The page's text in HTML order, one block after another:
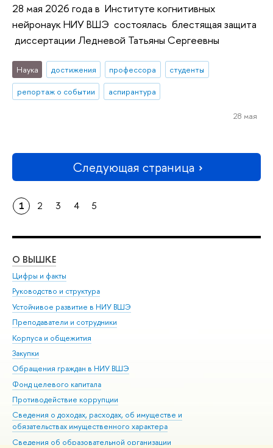
28 мая 2026 года в Институте когнитивных
нейронаук НИУ ВШЭ состоялась блестящая защита
диссертации Ледневой Татьяны Сергеевны
Наука достижения профессора
студенты
репортаж о событии
аспирантура
28 мая
Следующая страница
1 2 3 4 5
О ВЫШКЕ
Цифры и факты
Руководство и структура
Устойчивое развитие в НИУ ВШЭ
Преподаватели и сотрудники
Корпуса и общежития
Закупки
Обращения граждан в НИУ ВШЭ
Фонд целевого капитала
Противодействие коррупции
Сведения о доходах, расходах, об имуществе и
обязательствах имущественного характера
Сведения об образовательной организации